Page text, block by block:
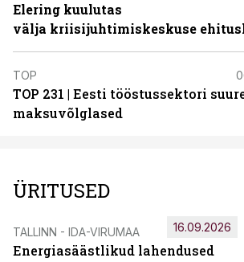
Elering kuulutas
välja kriisijuhtimiskeskuse
TOP
TOP 231 | Eesti tööstussektori
maksuvõlglased
ÜRITUSED
TALLINN - IDA-VIRUMAA
Energiasäästlikud lahendused
16.09.2026